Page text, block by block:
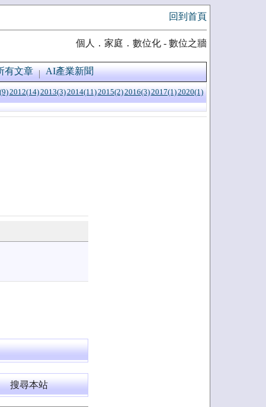
回到首頁
個人．家庭．數位化 - 數位之牆
有文章 AI產業新聞
2012(14)2013(3)2014(11)2015(2)2016(3)2017(1)2020(1)
搜尋本站